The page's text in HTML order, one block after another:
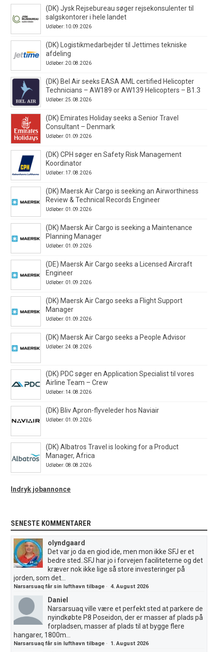
(DK) Jysk Rejsebureau søger rejsekonsulenter til
salgskontorer i hele landet
Udløber: 10.09.2026
(DK) Logistikmedarbejder til Jettimes tekniske
afdeling
Udløber: 20.08.2026
(DK) Bel Air seeks EASA AML certified Helicopter
Technicians – AW189 or AW139 Helicopters – B1.3
Udløber: 25.08.2026
(DK) Emirates Holiday seeks a Senior Travel
Consultant – Denmark
Udløber: 01.09.2026
(DK) CPH søger en Safety Risk Management
Koordinator
Udløber: 17.08.2026
(DK) Maersk Air Cargo is seeking an Airworthiness
Review & Technical Records Engineer
Udløber: 01.09.2026
(DK) Maersk Air Cargo is seeking a Maintenance
Planning Manager
Udløber: 01.09.2026
(DE) Maersk Air Cargo seeks a Licensed Aircraft
Engineer
Udløber: 01.09.2026
(DK) Maersk Air Cargo seeks a Flight Support
Manager
Udløber: 01.09.2026
(DK) Maersk Air Cargo seeks a People Advisor
Udløber: 24.08.2026
(DK) PDC søger en Application Specialist til vores
Airline Team – Crew
Udløber: 14.08.2026
(DK) Bliv Apron-flyveleder hos Naviair
Udløber: 01.09.2026
(DK) Albatros Travel is looking for a Product
Manager, Africa
Udløber: 08.08.2026
Indryk jobannonce
SENESTE KOMMENTARER
olyndgaard
Det var jo da en giod ide, men mon ikke SFJ er et
bedre sted..SFJ har jo i forvejen faciliteterne og det
kræver nok ikke lige så store investeringer på
jorden, som det...
Narsarsuaq får sin lufthavn tilbage ·4. August 2026
Daniel
Narsarsuaq ville være et perfekt sted at parkere de
nyindkøbte P8 Poseidon, der er masser af plads på
forpladsen, masser af plads til at bygge flere
hangarer, 1800m...
Narsarsuaq får sin lufthavn tilbage · 1. August 2026